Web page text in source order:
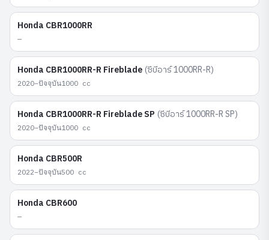
Honda CBR1000RR
—
Honda CBR1000RR-R Fireblade (ซีบีอาร์ 1000RR-R)
2020–ปัจจุบัน1000 cc
Honda CBR1000RR-R Fireblade SP (ซีบีอาร์ 1000RR-R SP)
2020–ปัจจุบัน1000 cc
Honda CBR500R
2022–ปัจจุบัน500 cc
Honda CBR600
—